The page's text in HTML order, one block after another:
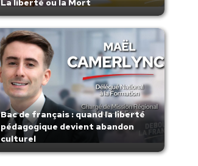
La liberté ou la Mort
Bac de français : quand la liberté
pédagogique devient abandon
culturel